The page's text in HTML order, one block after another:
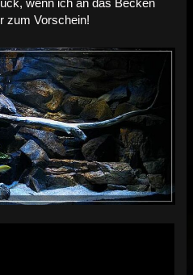
wenn ich an das Becken
zum Vorschein!